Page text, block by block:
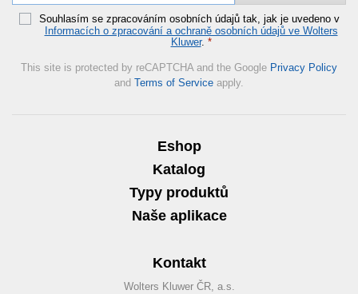
Souhlasím se zpracováním osobních údajů tak, jak je uvedeno v
Informacích o zpracování a ochraně osobních údajů ve Wolters
Kluwer. *
This site is protected by reCAPTCHA and the Google Privacy Policy
and Terms of Service apply.
Eshop
Katalog
Typy produktů
Naše aplikace
Kontakt
Wolters Kluwer ČR, a.s.